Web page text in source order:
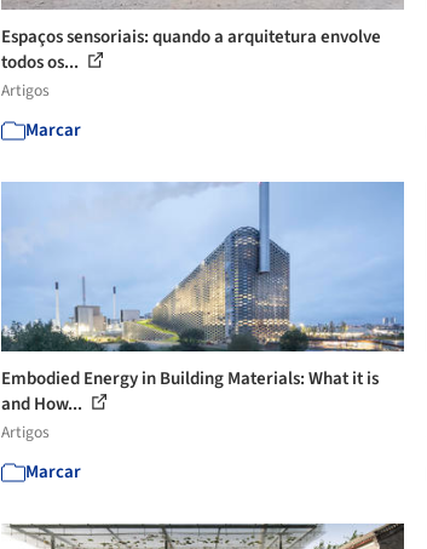
Espaços sensoriais: quando a arquitetura envolve
todos os...
Artigos
Marcar
Embodied Energy in Building Materials: What it is
and How...
Artigos
Marcar